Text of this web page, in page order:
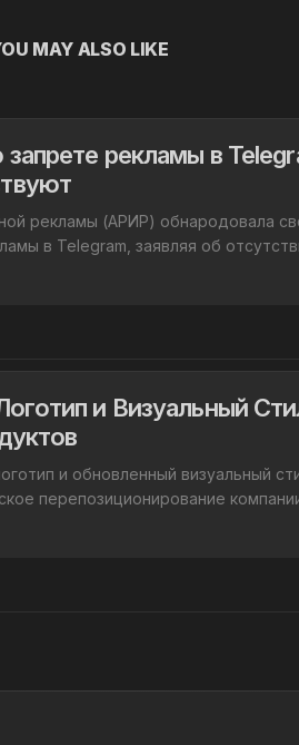
MAY ALSO LIKE
рекламы в
рекламы (АРИР) обнародовала
в Telegram, заявляя об
и Визуальный
и обновленный визуальный
перепозиционирование